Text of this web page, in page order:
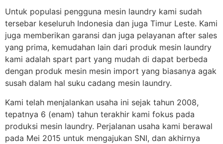
Untuk populasi pengguna mesin laundry kami sudah
tersebar keseluruh Indonesia dan juga Timur Leste. Kami
juga memberikan garansi dan juga pelayanan after sales
yang prima, kemudahan lain dari produk mesin laundry
kami adalah spart part yang mudah di dapat berbeda
dengan produk mesin mesin import yang biasanya agak
susah dalam hal suku cadang mesin laundry.
Kami telah menjalankan usaha ini sejak tahun 2008,
tepatnya 6 (enam) tahun terakhir kami fokus pada
produksi mesin laundry. Perjalanan usaha kami berawal
pada Mei 2015 untuk mengajukan SNI, dan akhirnya